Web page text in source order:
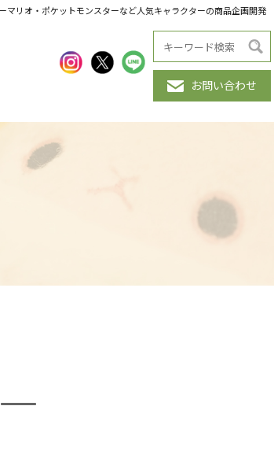
マリオ・ポケットモンスターなど人気キャラクターの商品企画開発
お問い合わせ